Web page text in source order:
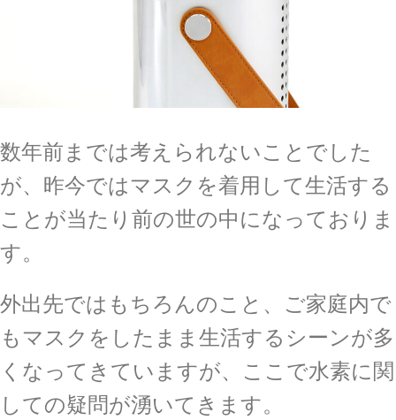
数年前までは考えられないことでした
が、昨今ではマスクを着用して生活する
ことが当たり前の世の中になっておりま
す。
外出先ではもちろんのこと、ご家庭内で
もマスクをしたまま生活するシーンが多
くなってきていますが、ここで水素に関
しての疑問が湧いてきます。